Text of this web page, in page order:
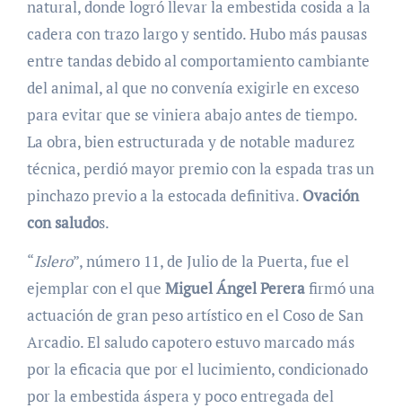
natural, donde logró llevar la embestida cosida a la
cadera con trazo largo y sentido. Hubo más pausas
entre tandas debido al comportamiento cambiante
del animal, al que no convenía exigirle en exceso
para evitar que se viniera abajo antes de tiempo.
La obra, bien estructurada y de notable madurez
técnica, perdió mayor premio con la espada tras un
pinchazo previo a la estocada definitiva. Ovación
con saludos.
“Islero”, número 11, de Julio de la Puerta, fue el
ejemplar con el que Miguel Ángel Pererafirmó una
actuación de gran peso artístico en el Coso de San
Arcadio. El saludo capotero estuvo marcado más
por la eficacia que por el lucimiento, condicionado
por la embestida áspera y poco entregada del